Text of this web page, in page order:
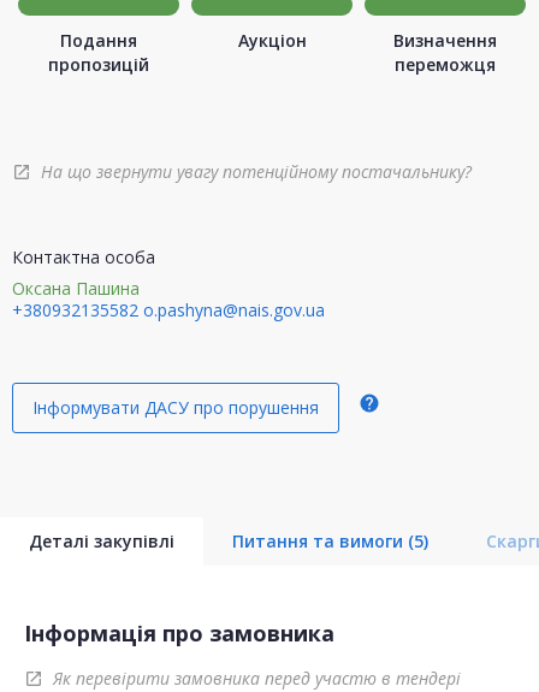
Подання
пропозицій
Аукціон
Визначення
переможця
open_in_new На що звернути увагу потенційному постачальнику?
Контактна особа
Оксана Пашина
+380932135582 o.pashyna@nais.gov.ua
Інформувати ДАСУ про порушення help
Деталі закупівлі Питання та вимоги (5)
Інформація про замовника
open_in_new Як перевірити замовника перед участю в тендері